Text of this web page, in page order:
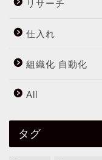
リサーチ
仕入れ
組織化 自動化
All
タグ